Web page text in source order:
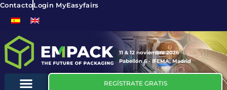
ContactoLogin MyEasyfairs
11 & 12 noviembre 2026
Pabellón 6 - IFEMA, Madrid
REGÍSTRATE GRATIS